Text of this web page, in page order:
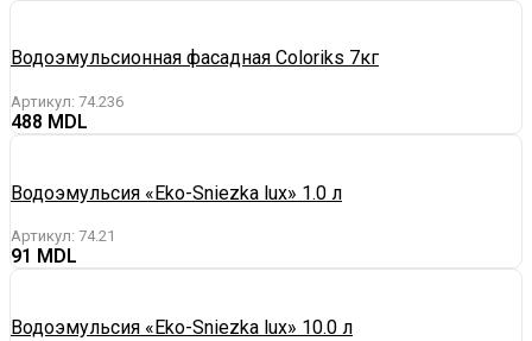
Водоэмульсионная фасадная Coloriks 7кг
Артикул: 74.236
488
Водоэмульсия «Eko-Sniezka lux» 1.0 л
Артикул: 74.21
91
Водоэмульсия «Eko-Sniezka lux» 10.0 л